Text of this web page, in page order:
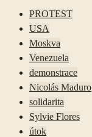
PROTEST
USA
Moskva
Venezuela
demonstrace
Nicolás Maduro
solidarita
Sylvie Flores
útok